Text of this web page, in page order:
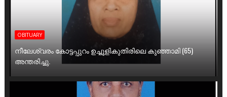
OBITUARY
നീലേശ്വരം കോട്ടപ്പുറം ഉച്ചൂളികുതിരിലെ കുഞ്ഞാമി (65)
അന്തരിച്ചു.